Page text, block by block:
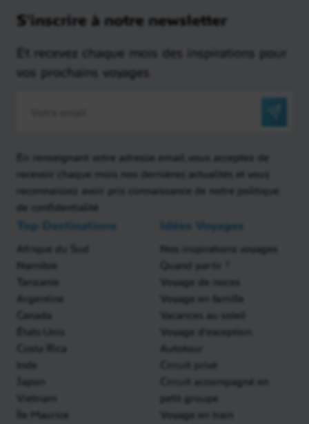
S'inscrire à notre newsletter
Et recevez chaque mois des inspirations pour
vos prochains voyages
En renseignant votre adresse email, vous acceptez de
recevoir chaque mois nos dernières actualités et vous
reconnaissez avoir pris connaissance de notre politique
de confidentialité
Top Destinations
Afrique du Sud
Namibie
Tanzanie
Argentine
Canada
États-Unis
Costa Rica
Inde
Japon
Vietnam
Île Maurice
Idées Voyages
Nos inspirations voyages
Quand partir ?
Voyage de noces
Voyage en famille
Vacances au soleil
Voyage d'exception
Autotour
Circuit privé
Circuit accompagné en
petit groupe
Voyage en train